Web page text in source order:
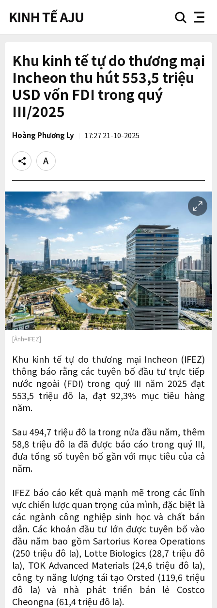
searchnav
Khu kinh tế tự do thương mại
Incheon thu hút 553,5 triệu
USD vốn FDI trong quý
III/2025
Hoàng Phương Ly 17:27 21-10-2025
Share
Text
size
[Ảnh=IFEZ]
Khu kinh tế tự do thương mại Incheon (IFEZ)
thông báo rằng các tuyên bố đầu tư trực tiếp
nước ngoài (FDI) trong quý III năm 2025 đạt
553,5 triệu đô la, đạt 92,3% mục tiêu hàng
năm.
Sau 494,7 triệu đô la trong nửa đầu năm, thêm
58,8 triệu đô la đã được báo cáo trong quý III,
đưa tổng số tuyên bố gần với mục tiêu của cả
năm.
IFEZ báo cáo kết quả mạnh mẽ trong các lĩnh
vực chiến lược quan trọng của mình, đặc biệt là
các ngành công nghiệp sinh học và chất bán
dẫn. Các khoản đầu tư lớn được tuyên bố vào
đầu năm bao gồm Sartorius Korea Operations
(250 triệu đô la), Lotte Biologics (28,7 triệu đô
la), TOK Advanced Materials (24,6 triệu đô la),
công ty năng lượng tái tạo Orsted (119,6 triệu
đô la) và nhà phát triển bán lẻ Costco
Cheongna (61,4 triệu đô la).